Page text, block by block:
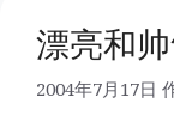
漂亮和
2004年7月17日